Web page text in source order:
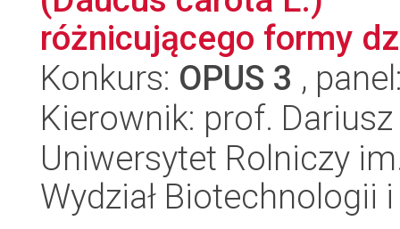
różnicującego formy
Konkurs: OPUS 3 ,
Kierownik: prof.
Uniwersytet Rolniczy
Wydział Biotechnologii